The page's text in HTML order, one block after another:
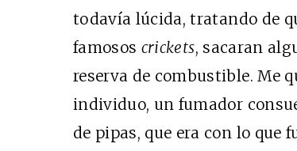
todavía lúcida, tratando de
famosos crickets, sacaran
reserva de combustible. Me
individuo, un fumador
de pipas, que era con lo que